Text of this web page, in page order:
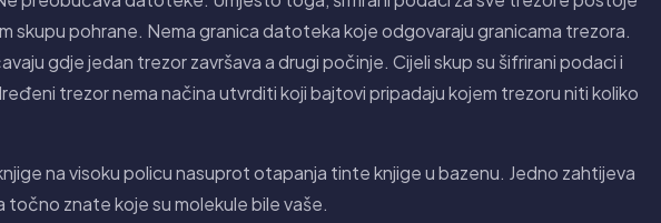
skupu pohrane. Nema granica datoteka koje odgovaraju granicama trezora.
gdje jedan trezor završava a drugi počinje. Cijeli skup su šifrirani podaci i
trezor nema načina utvrditi koji bajtovi pripadaju kojem trezoru niti koliko
na visoku policu nasuprot otapanja tinte knjige u bazenu. Jedno zahtijeva
znate koje su molekule bile vaše.